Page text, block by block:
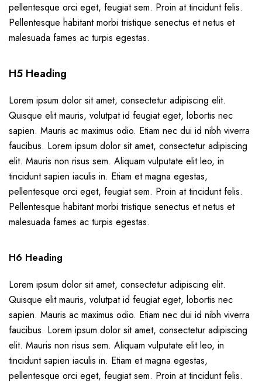
pellentesque orci eget, feugiat sem. Proin at tincidunt felis.
Pellentesque habitant morbi tristique senectus et netus et
malesuada fames ac turpis egestas.
H5 Heading
Lorem ipsum dolor sit amet, consectetur adipiscing elit.
Quisque elit mauris, volutpat id feugiat eget, lobortis nec
sapien. Mauris ac maximus odio. Etiam nec dui id nibh viverra
faucibus. Lorem ipsum dolor sit amet, consectetur adipiscing
elit. Mauris non risus sem. Aliquam vulputate elit leo, in
tincidunt sapien iaculis in. Etiam et magna egestas,
pellentesque orci eget, feugiat sem. Proin at tincidunt felis.
Pellentesque habitant morbi tristique senectus et netus et
malesuada fames ac turpis egestas.
H6 Heading
Lorem ipsum dolor sit amet, consectetur adipiscing elit.
Quisque elit mauris, volutpat id feugiat eget, lobortis nec
sapien. Mauris ac maximus odio. Etiam nec dui id nibh viverra
faucibus. Lorem ipsum dolor sit amet, consectetur adipiscing
elit. Mauris non risus sem. Aliquam vulputate elit leo, in
tincidunt sapien iaculis in. Etiam et magna egestas,
pellentesque orci eget, feugiat sem. Proin at tincidunt felis.